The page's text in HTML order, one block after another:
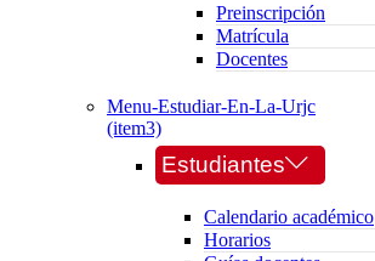
Preinscripción
Matrícula
Docentes
Menu-Estudiar-En-La-Urjc
(item3)
Estudiantes
Calendario académico
Horarios